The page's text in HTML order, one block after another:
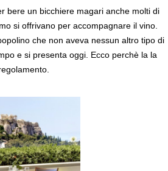
bere un bicchiere magari anche molti di
si offrivano per accompagnare il vino.
che non aveva nessun altro tipo di
e si presenta oggi. Ecco perchè la la